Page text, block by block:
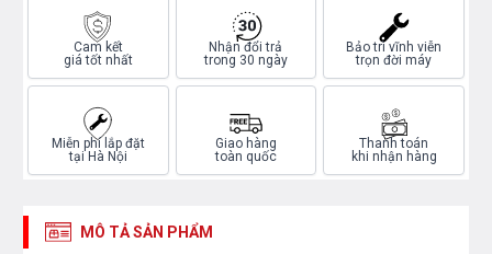
Cam kết
giá tốt nhất
Nhận đổi trả
trong 30 ngày
Bảo trì vĩnh viễn
trọn đời máy
Miễn phí lắp đặt
tại Hà Nội
Giao hàng
toàn quốc
Thanh toán
khi nhận hàng
MÔ TẢ SẢN PHẨM